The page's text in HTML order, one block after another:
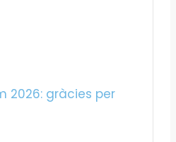
2026: gràcies per